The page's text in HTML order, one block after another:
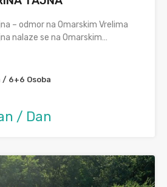
– odmor na Omarskim Vrelima
nalaze se na Omarskim…
6+6 Osoba
/ Dan